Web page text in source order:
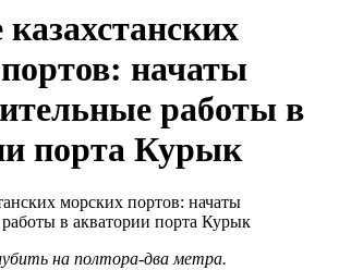
начаты
работы в
порта Курык
на полтора-два метра.